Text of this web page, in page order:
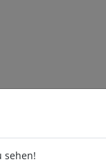
sehen!